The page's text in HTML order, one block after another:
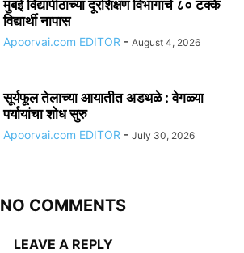
मुंबई विद्यापीठाच्या दूरशिक्षण विभागाचे ८० टक्के
विद्यार्थी नापास
Apoorvai.com EDITOR - August 4, 2026
सूर्यफूल तेलाच्या आयातीत अडथळे : वेगळ्या
पर्यायांचा शोध सुरु
Apoorvai.com EDITOR - July 30, 2026
NO COMMENTS
LEAVE A REPLY